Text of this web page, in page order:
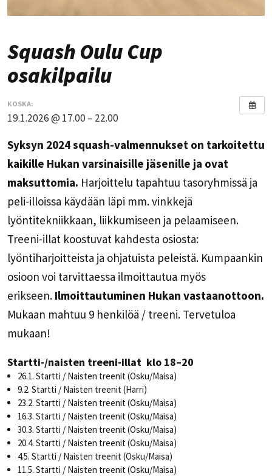
Squash Oulu Cup
osakilpailu
KOSKA:
19.1.2026 @ 17.00 – 22.00
Syksyn 2024 squash-valmennukset on tarkoitettu
kaikille Hukan varsinaisille jäsenille ja ovat
maksuttomia. Harjoittelu tapahtuu tasoryhmissä ja
peli-illoissa käydään läpi mm. vinkkejä
lyöntitekniikkaan, liikkumiseen ja pelaamiseen.
Treeni-illat koostuvat kahdesta osiosta:
lyöntiharjoitteista ja ohjatuista peleistä. Kumpaankin
osioon voi tarvittaessa ilmoittautua myös
erikseen. Ilmoittautuminen Hukan vastaanottoon.
Mukaan mahtuu 9 henkilöä / treeni. Tervetuloa
mukaan!
Startti-/naisten treeni-illat klo 18–20
26.1. Startti / Naisten treenit (Osku/Maisa)
9.2. Startti / Naisten treenit (Harri)
23.2. Startti / Naisten treenit (Osku/Maisa)
16.3. Startti / Naisten treenit (Osku/Maisa)
30.3. Startti / Naisten treenit (Osku/Maisa)
20.4. Startti / Naisten treenit (Osku/Maisa)
4.5. Startti / Naisten treenit (Osku/Maisa)
11.5. Startti / Naisten treenit (Osku/Maisa)